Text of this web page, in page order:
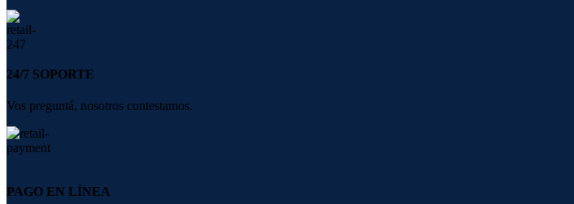
24/7 SOPORTE
Vos preguntá, nosotros contestamos.
PAGO EN LÍNEA